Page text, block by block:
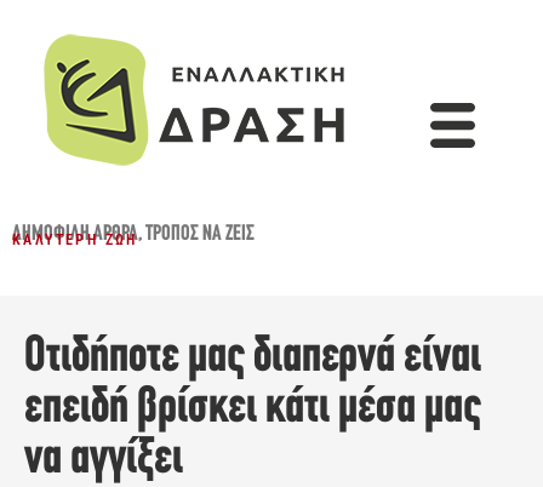
ΔΗΜΟΦΙΛΉ ΆΡΘΡΑ,ΤΡΌΠΟΣ ΝΑ ΖΕΙΣ
ΚΑΛΎΤΕΡΗ ΖΩΉ
Οτιδήποτε μας διαπερνά είναι
επειδή βρίσκει κάτι μέσα μας
να αγγίξει